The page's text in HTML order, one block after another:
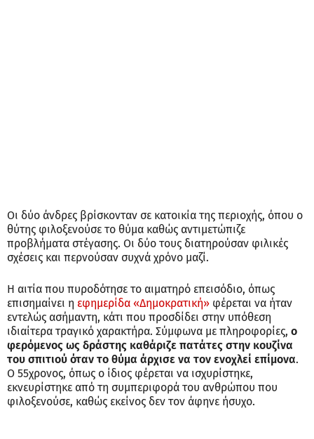
Οι δύο άνδρες βρίσκονταν σε κατοικία της περιοχής, όπου ο
θύτης φιλοξενούσε το θύμα καθώς αντιμετώπιζε
προβλήματα στέγασης. Οι δύο τους διατηρούσαν φιλικές
σχέσεις και περνούσαν συχνά χρόνο μαζί.
H αιτία που πυροδότησε το αιματηρό επεισόδιο, όπως
επισημαίνει η εφημερίδα «Δημοκρατική» φέρεται να ήταν
εντελώς ασήμαντη, κάτι που προσδίδει στην υπόθεση
ιδιαίτερα τραγικό χαρακτήρα. Σύμφωνα με πληροφορίες, ο
φερόμενος ως δράστης καθάριζε πατάτες στην κουζίνα
του σπιτιού όταν το θύμα άρχισε να τον ενοχλεί επίμονα.
Ο 55χρονος, όπως ο ίδιος φέρεται να ισχυρίστηκε,
εκνευρίστηκε από τη συμπεριφορά του ανθρώπου που
φιλοξενούσε, καθώς εκείνος δεν τον άφηνε ήσυχο.